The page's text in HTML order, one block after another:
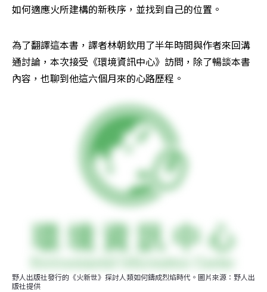
如何適應火所建構的新秩序，並找到自己的位置。
為了翻譯這本書，譯者林朝欽用了半年時間與作者來回溝
通討論，本次接受《環境資訊中心》訪問，除了暢談本書
內容，也聊到他這六個月來的心路歷程。
野人出版社發行的《火新世》探討人類如何鑄成烈焰時代。圖片來源：野人出
版社提供